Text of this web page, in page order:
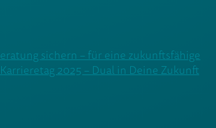
sichern – für eine zukunftsfähige
2025 – Dual in Deine Zukunft